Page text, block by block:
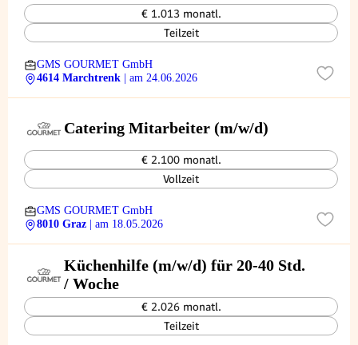
€ 1.013 monatl.
Teilzeit
GMS GOURMET GmbH
4614 Marchtrenk
| am 24.06.2026
Catering Mitarbeiter (m/w/d)
€ 2.100 monatl.
Vollzeit
GMS GOURMET GmbH
8010 Graz
| am 18.05.2026
Küchenhilfe (m/w/d) für 20-40 Std.
/ Woche
€ 2.026 monatl.
Teilzeit